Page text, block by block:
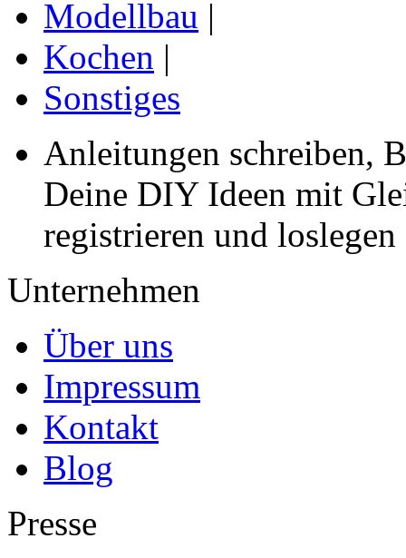
Modellbau |
Kochen |
Sonstiges
Anleitungen schreiben,
Deine DIY Ideen mit
registrieren und loslegen
Unternehmen
Über uns
Impressum
Kontakt
Blog
Presse